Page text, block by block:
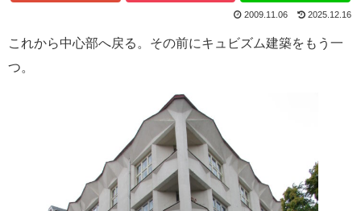
2009.11.06 2025.12.16
これから中心部へ戻る。その前にキュビズム建築をもう一
つ。